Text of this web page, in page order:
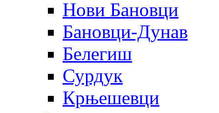
Нови Бановци
Бановци-Дунав
Белегиш
Сурдук
Крњешевци